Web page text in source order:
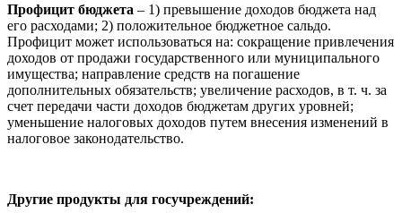
Профицит бюджета – 1) превышение доходов бюджета над
его расходами; 2) положительное бюджетное сальдо.
Профицит может использоваться на: сокращение привлечения
доходов от продажи государственного или муниципального
имущества; направление средств на погашение
дополнительных обязательств; увеличение расходов, в т. ч. за
счет передачи части доходов бюджетам других уровней;
уменьшение налоговых доходов путем внесения изменений в
налоговое законодательство.
Другие продукты для госучреждений: